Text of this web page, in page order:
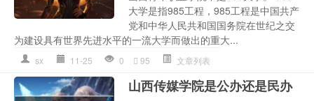
大学是指985工程，985工程是中国共产
党和中华人民共和国国务院在世纪之交
为建设具有世界先进水平的一流大学而做出的重大...
sx 11-25 0 95 文章列表
山西传媒学院是公办还是民办